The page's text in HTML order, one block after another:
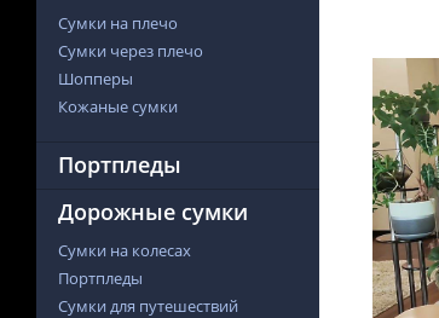
Сумки на плечо
Сумки через плечо
Шопперы
Кожаные сумки
Портпледы
Дорожные сумки
Сумки на колесах
Портпледы
Сумки для путешествий